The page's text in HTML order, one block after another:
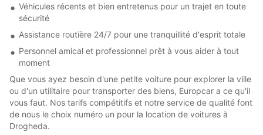
Véhicules récents et bien entretenus pour un trajet en toute
sécurité
Assistance routière 24/7 pour une tranquillité d'esprit totale
Personnel amical et professionnel prêt à vous aider à tout
moment
Que vous ayez besoin d'une petite voiture pour explorer la ville
ou d'un utilitaire pour transporter des biens, Europcar a ce qu'il
vous faut. Nos tarifs compétitifs et notre service de qualité font
de nous le choix numéro un pour la location de voitures à
Drogheda.